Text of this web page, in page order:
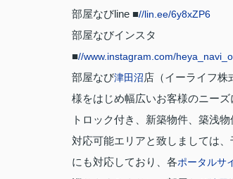
部屋なびline ■//lin.ee/6y8xZP6
部屋なびインスタ
■//www.instagram.com/
部屋なび津田沼店（イーライフ株
様をはじめ幅広いお客様のニー
トロック付き、新築物件、築浅
対応可能エリアと致しましては、
にも対応しており、各ポータルサ